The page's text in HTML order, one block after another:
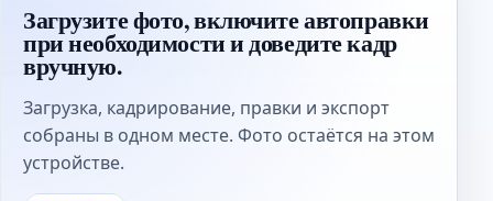
Загрузите фото, включите автоправки
при необходимости и доведите кадр
вручную.
Загрузка, кадрирование, правки и экспорт
собраны в одном месте. Фото остаётся на этом
устройстве.